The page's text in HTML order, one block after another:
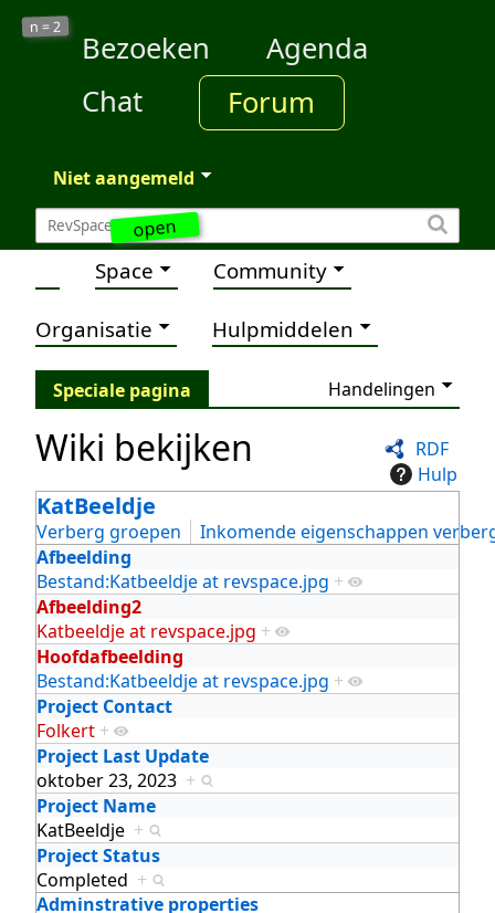
open
n =2
Bezoeken
Agenda
Chat
Forum
Niet aangemeld
Space Community
Organisatie Hulpmiddelen
Speciale pagina Handelingen
RDF
Hulp
Wiki bekijken
KatBeeldje
Verberg groepen
Inkomende eigenschappen
Afbeelding
Bestand:Katbeeldje at revspace.jpg +
Afbeelding2
Katbeeldje at revspace.jpg +
Hoofdafbeelding
Bestand:Katbeeldje at revspace.jpg +
Project Contact
Folkert +
Project Last Update
oktober 23, 2023 +
Project Name
KatBeeldje +
Project Status
Completed +
Adminstrative properties